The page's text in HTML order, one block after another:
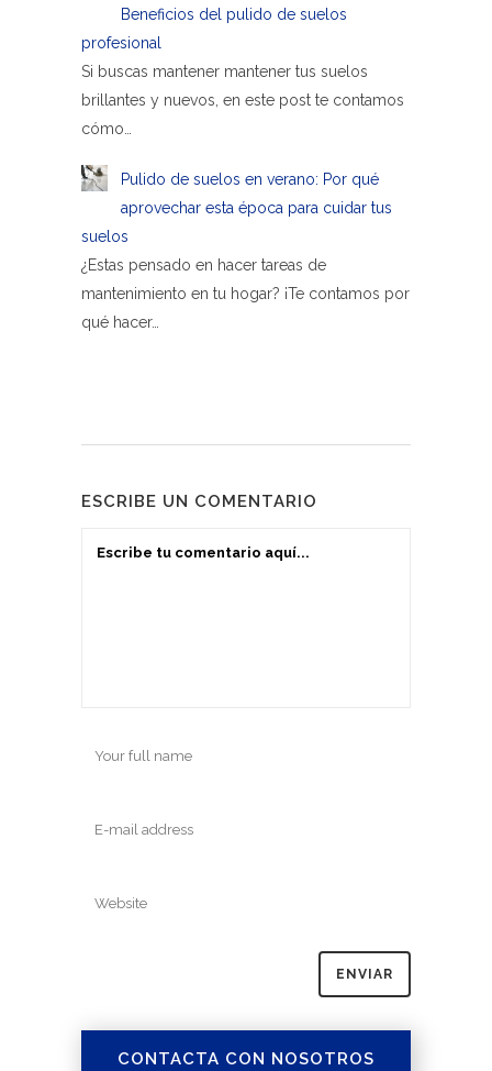
Beneficios del pulido de suelos
profesional
Si buscas mantener mantener tus suelos
brillantes y nuevos, en este post te contamos
cómo…
Pulido de suelos en verano: Por qué
aprovechar esta época para cuidar tus
suelos
¿Estas pensado en hacer tareas de
mantenimiento en tu hogar? ¡Te contamos por
qué hacer…
ESCRIBE UN COMENTARIO
CONTACTA CON NOSOTROS